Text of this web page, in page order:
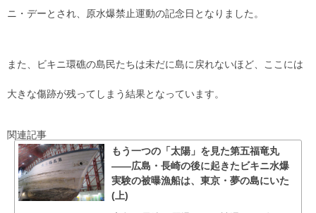
ニ・デーとされ、原水爆禁止運動の記念日となりました。
また、ビキニ環礁の島民たちは未だに島に戻れないほど、ここには
大きな傷跡が残ってしまう結果となっています。
関連記事
もう一つの「太陽」を見た第五福竜丸
――広島・長崎の後に起きたビキニ水爆
実験の被曝漁船は、東京・夢の島にいた
(上)